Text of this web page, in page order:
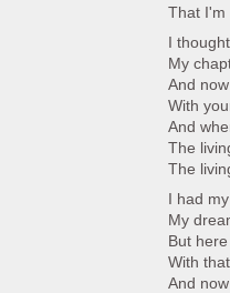
That I'm
I
My
And
With
And
The
The
I had
My
But
With
And